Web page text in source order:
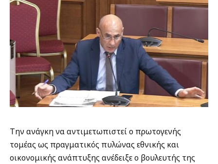
Την ανάγκη να αντιμετωπιστεί ο πρωτογενής
τομέας ως πραγματικός πυλώνας εθνικής και
οικονομικής ανάπτυξης ανέδειξε ο βουλευτής της